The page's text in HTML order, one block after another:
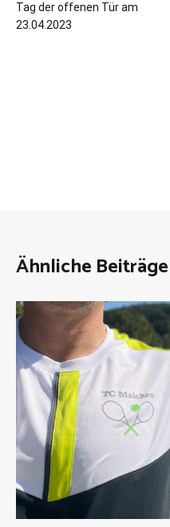
Tag der offenen Tür am
23.04.2023
Ähnliche Beiträge